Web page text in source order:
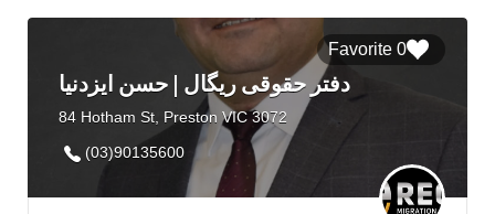
0 Favorite
دفتر حقوقی ریگال | حسن ایزدنیا
84 Hotham St, Preston VIC 3072
(03)90135600